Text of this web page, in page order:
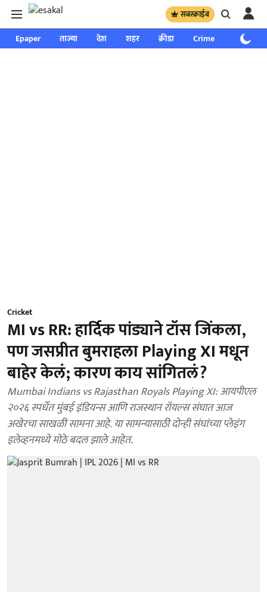
सबस्क्राईब
Epaper ताज्या देश शहर क्रीडा Crime साप्ताहिक
Cricket
MI vs RR: हार्दिक पांड्याने टॉस जिंकला,
पण जसप्रीत बुमराहला Playing XI मधून
बाहेर केलं; कारण काय सांगितलं?
Mumbai Indians vs Rajasthan Royals Playing XI: आयपीएल
२०२६ स्पर्धेत मुंबई इंडियन्स आणि राजस्थान रॉयल्स संघात आज
अखेरचा साखळी सामना आहे. या सामन्यासाठी दोन्ही संघांच्या प्लेइंग
इलेव्हनमध्ये मोठे बदल झाले आहेत.